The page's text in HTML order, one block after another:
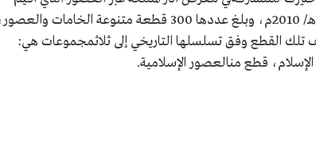
بمتحف اللوفر في العاصمة الفرنسيةباريس في عام 1431هـ/ 2010م، وبلغ عددها 300 قطعة متنوعة الخامات
القطع وفق تسلسلها التاريخي إلى ثلاثمجموعات هي:
قطع منالعصور الإسلامية.